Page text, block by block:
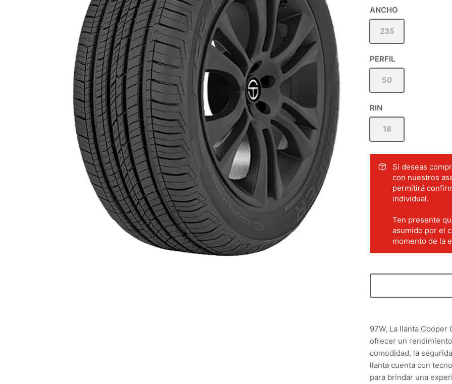
ANCHO
235
PERFIL
50
RIN
18
Si deseas
con nuestros
permitirá
individual.
Ten presente
asumido por el
momento de la
97W, La llanta
ofrecer un
comodidad, la
llanta cuenta con
para brindar una